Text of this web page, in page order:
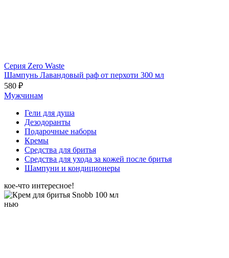
Серия Zero Waste
Шампунь Лавандовый раф от перхоти 300 мл
580 ₽
Мужчинам
Гели для душа
Дезодоранты
Подарочные наборы
Кремы
Средства для бритья
Средства для ухода за кожей после бритья
Шампуни и кондиционеры
кое-что интересное!
нью